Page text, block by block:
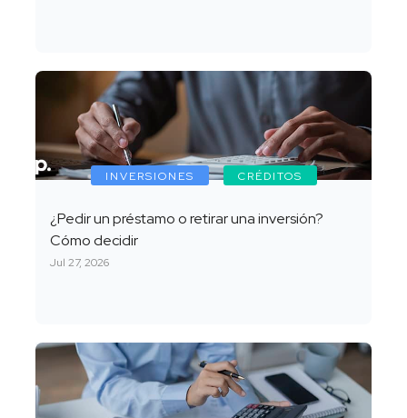
INVERSIONES CRÉDITOS
¿Pedir un préstamo o retirar una inversión?
Cómo decidir
Jul 27, 2026